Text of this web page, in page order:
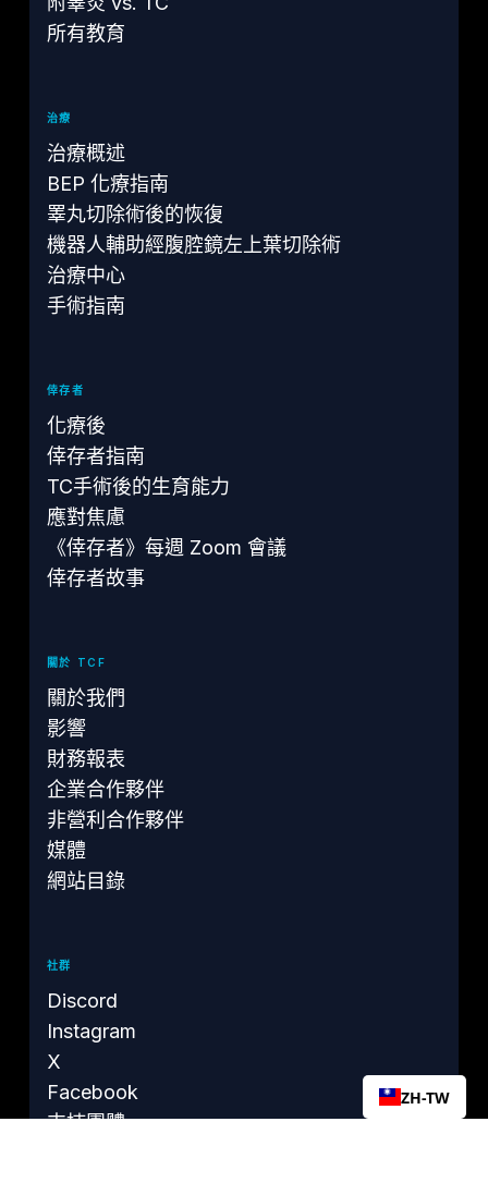
所有教育
治療
治療概述
BEP 化療指南
睪丸切除術後的恢復
機器人輔助經腹腔鏡左上葉切除術
治療中心
手術指南
倖存者
化療後
倖存者指南
TC手術後的生育能力
應對焦慮
《倖存者》每週 Zoom 會議
倖存者故事
關於 TCF
關於我們
影響
財務報表
企業合作夥伴
非營利合作夥伴
媒體
網站目錄
社群
Discord
Instagram
X
Facebook
支持團體
ZH-TW